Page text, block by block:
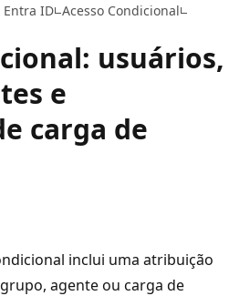
ID Acesso Condicional
usuários,
e
carga de
inclui uma atribuição
agente ou carga de